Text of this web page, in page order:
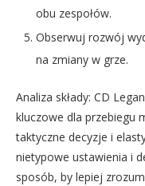
obu zespołów.
Obserwuj rozwój
na zmiany w grze.
Analiza składy: CD
kluczowe dla przebiegu
taktyczne decyzje i
nietypowe ustawienia i
sposób, by lepiej